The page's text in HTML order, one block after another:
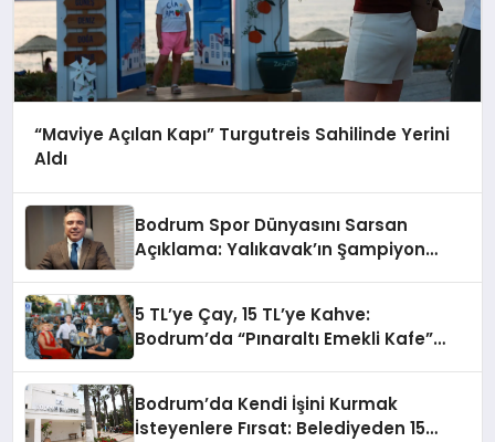
“Maviye Açılan Kapı” Turgutreis Sahilinde Yerini
Aldı
Bodrum Spor Dünyasını Sarsan
Açıklama: Yalıkavak’ın Şampiyon
5 TL’ye Çay, 15 TL’ye Kahve:
Bodrum’da “Pınaraltı Emekli Kafe”
Bodrum’da Kendi İşini Kurmak
İsteyenlere Fırsat: Belediyeden 15